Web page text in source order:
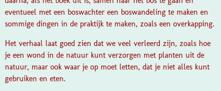
eventueel met een boswachter een boswandeling te maken en
sommige dingen in de praktijk te maken, zoals een overkapping.
Het verhaal laat goed zien dat we veel verleerd zijn, zoals hoe
je een wond in de natuur kunt verzorgen met planten uit de
natuur, maar ook waar je op moet letten, dat je niet alles kunt
gebruiken en eten.